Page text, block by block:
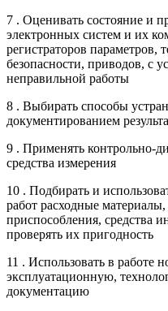
7 . Оценивать состояние и
электронных систем и их
регистраторов параметров,
безопасности, приводов, с
неправильной работы
8 . Выбирать способы
документированием
9 . Применять контрольно-
средства измерения
10 . Подбирать и
работ расходные
приспособления, средства
проверять их пригодность
11 . Использовать в работе
эксплуатационную,
документацию